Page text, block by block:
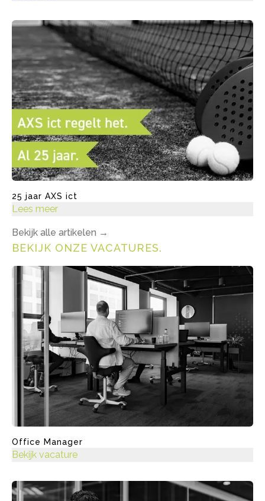
25 jaar AXS ict
Lees meer
Bekijk alle artikelen →
BEKIJK ONZE VACATURES.
Office Manager
Bekijk vacature